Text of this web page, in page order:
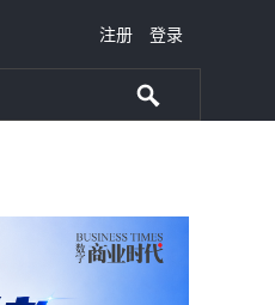
注册 登录